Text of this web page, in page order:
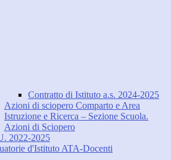
Contratto di Istituto a.s. 2024-2025
Azioni di sciopero Comparto e Area
Istruzione e Ricerca – Sezione Scuola.
Azioni di Sciopero
2022-2025
d'Istituto ATA-Docenti